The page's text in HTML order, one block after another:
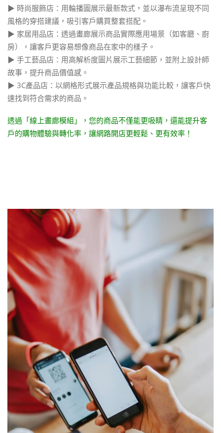
▶ 時尚服飾店：用輪播圖展示最新款式，並以瀑布流呈現不同
風格的穿搭建議，吸引客戶購買整套搭配。
▶ 家居用品店：透過畫廊展示商品實際應用場景（如客廳、廚
房），讓客戶更容易想像商品在家中的樣子。
▶ 手工藝品店：用高解析度圖片展示工藝細節，並附上設計師
故事，提升商品價值感。
▶ 3C產品店：以網格形式展示產品規格與功能比較，讓客戶快
速找到符合需求的商品。
透過「線上畫廊模組」，您的商品不僅能更吸睛，還能提升客
戶的購物體驗與轉化率，讓網路開店更輕鬆、更有效率！